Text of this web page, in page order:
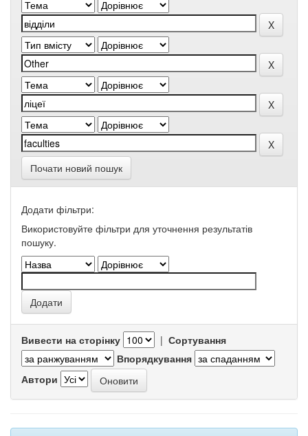
Почати новий пошук
Додати фільтри:
Використовуйте фільтри для уточнення результатів
пошуку.
Вивести на сторінку | Сортування
Впорядкування
Автори